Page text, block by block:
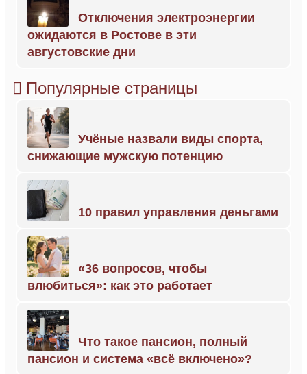
Отключения электроэнергии
ожидаются в Ростове в эти
августовские дни
Популярные страницы
Учёные назвали виды спорта,
снижающие мужскую потенцию
10 правил управления деньгами
«36 вопросов, чтобы
влюбиться»: как это работает
Что такое пансион, полный
пансион и система «всё включено»?